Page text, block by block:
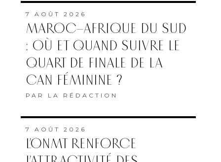
7 AOÛT 2026
MAROC–AFRIQUE DU SUD
: OÙ ET QUAND SUIVRE LE
QUART DE FINALE DE LA
CAN FÉMININE ?
PAR LA RÉDACTION
7 AOÛT 2026
L’ONMT RENFORCE